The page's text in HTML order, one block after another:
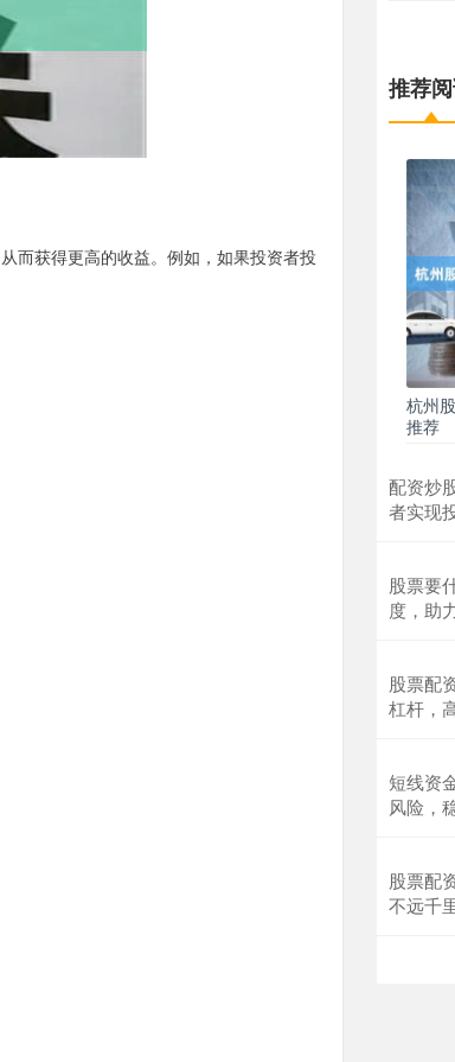
而获得更高的收益。例如，如果投资者投
推荐
杭州
推荐
配资炒
者实现
股票要
度，助
股票配
杠杆，
短线资
风险，
股票配
不远千